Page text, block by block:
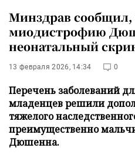
Минздрав сообщил,
миодистрофию
неонатальный
13 февраля 2026, 14:34 0
Перечень заболеваний
младенцев решили
тяжелого
преимущественно
Дюшенна.